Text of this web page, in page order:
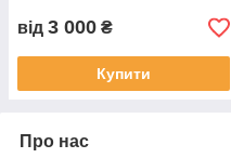
від 3 000 ₴
Купити
Про нас